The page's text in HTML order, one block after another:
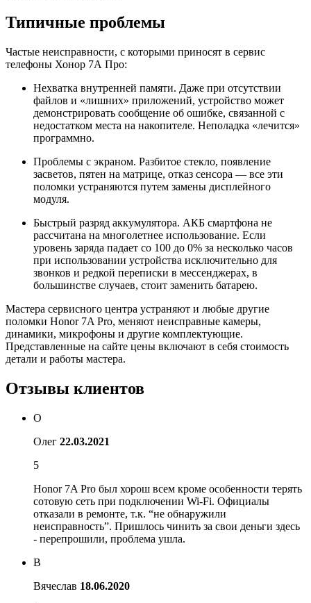
Типичные проблемы
Частые неисправности, с которыми приносят в сервис
телефоны Хонор 7А Про:
Нехватка внутренней памяти. Даже при отсутствии
файлов и «лишних» приложений, устройство может
демонстрировать сообщение об ошибке, связанной с
недостатком места на накопителе. Неполадка «лечится»
программно.
Проблемы с экраном. Разбитое стекло, появление
засветов, пятен на матрице, отказ сенсора — все эти
поломки устраняются путем замены дисплейного
модуля.
Быстрый разряд аккумулятора. АКБ смартфона не
рассчитана на многолетнее использование. Если
уровень заряда падает со 100 до 0% за несколько часов
при использовании устройства исключительно для
звонков и редкой переписки в мессенджерах, в
большинстве случаев, стоит заменить батарею.
Мастера сервисного центра устраняют и любые другие
поломки Honor 7A Pro, меняют неисправные камеры,
динамики, микрофоны и другие комплектующие.
Представленные на сайте цены включают в себя стоимость
детали и работы мастера.
Отзывы клиентов
О
Олег 22.03.2021
5
Honor 7A Pro был хорош всем кроме особенности терять
сотовую сеть при подключении Wi-Fi. Официалы
отказали в ремонте, т.к. “не обнаружили
неисправность”. Пришлось чинить за свои деньги здесь
- перепрошили, проблема ушла.
В
Вячеслав 18.06.2020